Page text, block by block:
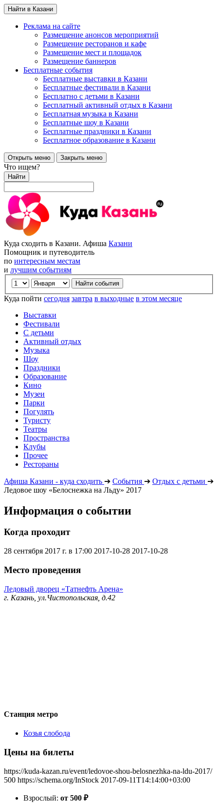
Найти в Казани
Реклама на сайте
Размещение анонсов мероприятий
Размещение ресторанов и кафе
Размещение мест и площадок
Размещение баннеров
Бесплатные события
Бесплатные выставки в Казани
Бесплатные фестивали в Казани
Бесплатно с детьми в Казани
Бесплатный активный отдых в Казани
Бесплатная музыка в Казани
Бесплатные шоу в Казани
Бесплатные праздники в Казани
Бесплатное образование в Казани
Открыть меню Закрыть меню
Что ищем?
Найти
Куда сходить в Казани. Афиша Казани
Помощник и путеводитель
по интересным местам
и лучшим событиям
Куда пойти сегодня завтра в выходные в этом месяце
Выставки
Фестивали
С детьми
Активный отдых
Музыка
Шоу
Праздники
Образование
Кино
Музеи
Парки
Погулять
Туристу
Театры
Пространства
Клубы
Прочее
Рестораны
Афиша Казани - куда сходить ➔ События ➔ Отдых с детьми ➔
Ледовое шоу «Белоснежка на Льду» 2017
Информация о событии
Когда проходит
28 сентября 2017 г. в 17:00 2017-10-28 2017-10-28
Место проведения
Ледовый дворец «Татнефть Арена»
г. Казань, ул.Чистопольская, д.42
Станция метро
Козья слобода
Цены на билеты
https://kuda-kazan.ru/event/ledovoe-shou-belosnezhka-na-ldu-2017/
500 https://schema.org/InStock 2017-09-11T14:14:00+03:00
Взрослый: от 500 ₽